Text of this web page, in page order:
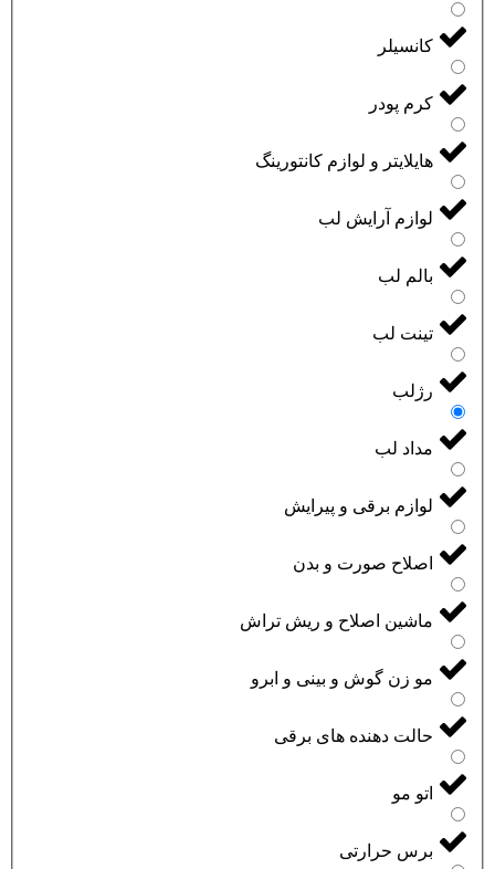
کانسیلر
کرم پودر
هایلایتر و لوازم کانتورینگ
لوازم آرایش لب
بالم لب
تینت لب
رژلب
مداد لب
لوازم برقی و پیرایش
اصلاح صورت و بدن
ماشین اصلاح و ریش تراش
مو زن گوش و بینی و ابرو
حالت دهنده های برقی
اتو مو
برس حرارتی